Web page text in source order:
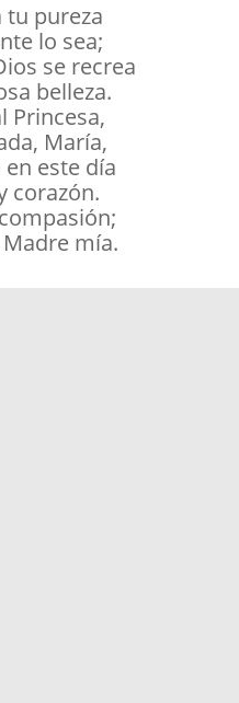
tu pureza
lo sea;
se recrea
belleza.
Princesa,
María,
este día
corazón.
mía.